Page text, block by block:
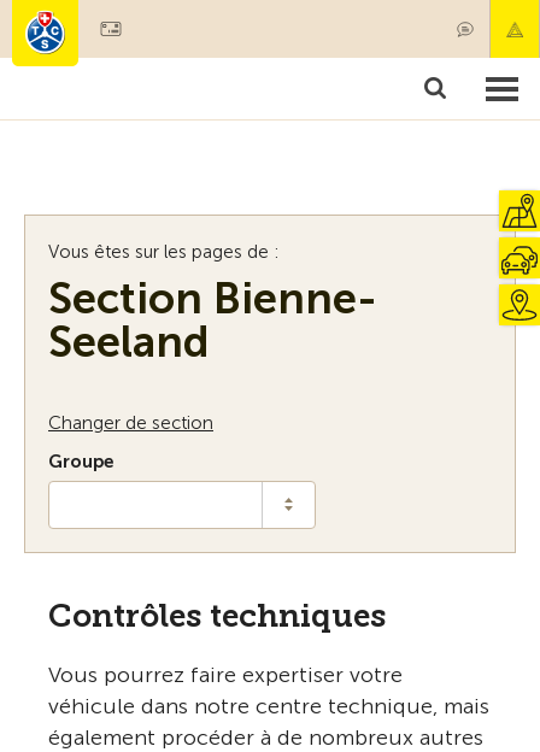
Membres & prestations
Vous êtes sur les pages de :
Section Bienne-
Seeland
Changer de section
Groupe
Contrôles techniques
Vous pourrez faire expertiser votre
véhicule dans notre centre technique, mais
également procéder à de nombreux autres